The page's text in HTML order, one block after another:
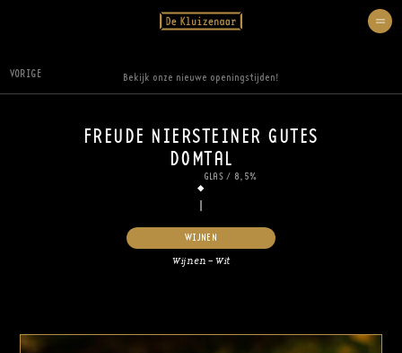
Bekijk onze nieuwe openingstijden!
VORIGE
FREUDE NIERSTEINER GUTES
DOMTAL
GLAS/ 8,5%
WIJNEN
Wijnen – Wit